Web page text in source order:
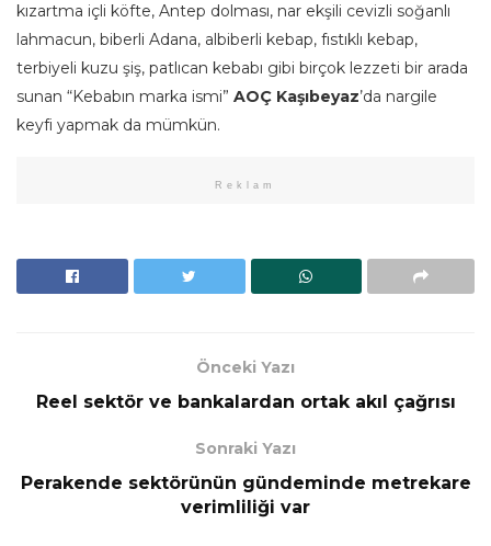
kızartma içli köfte, Antep dolması, nar ekşili cevizli soğanlı
lahmacun, biberli Adana, albiberli kebap, fıstıklı kebap,
terbiyeli kuzu şiş, patlıcan kebabı gibi birçok lezzeti bir arada
sunan “Kebabın marka ismi” AOÇ Kaşıbeyaz’da nargile
keyfi yapmak da mümkün.
Reklam
Önceki Yazı
Reel sektör ve bankalardan ortak akıl çağrısı
Sonraki Yazı
Perakende sektörünün gündeminde metrekare
verimliliği var